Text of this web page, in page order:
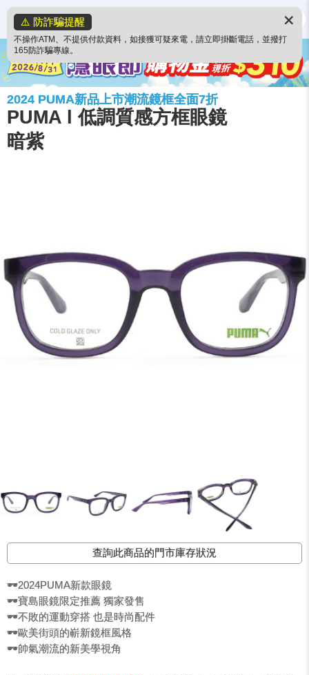
⚠️ 防詐騙提醒
不操作ATM、不提供付款資料，如接獲可疑來電，請立即掛斷電話，並撥打
165防詐騙專線。
✕
2024 PUMA新品上市潮流鏡框全面7折
PUMA l 低調質感方框眼鏡
暗紫
查詢此商品的門市庫存狀況
🕶️2024PUMA新款眼鏡
🕶️寶島眼鏡限定推薦 獨家發售
🕶️不敗的運動穿搭 也是時尚配件
🕶️歐美街頭的嶄新鏡框風格
🕶️帥氣潮流的新美學視角